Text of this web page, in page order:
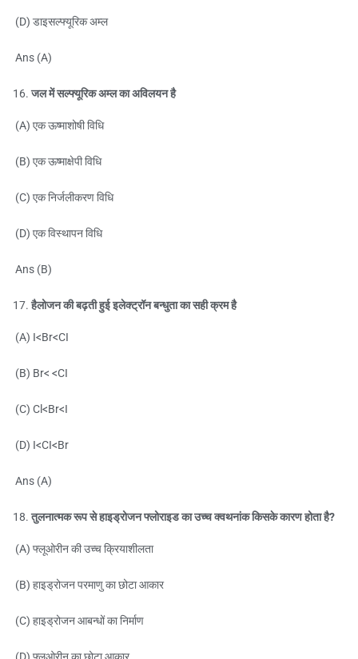
(D) डाइसल्फ्यूरिक अम्ल
Ans (A)
जल में सल्फ्यूरिक अम्ल का अविलयन है
(A) एक ऊष्माशोषी विधि
(B) एक ऊष्माक्षेपी विधि
(C) एक निर्जलीकरण विधि
(D) एक विस्थापन विधि
Ans (B)
हैलोजन की बढ़ती हुई इलेक्ट्रॉन बन्धुता का सही क्रम है
(A) I<Br<CI
(B) Br< <CI
(C) Cl<Br<I
(D) I<CI<Br
Ans (A)
तुलनात्मक रूप से हाइड्रोजन फ्लोराइड का उच्च क्वथनांक किसके कारण होता है?
(A) फ्लूओरीन की उच्च क्रियाशीलता
(B) हाइड्रोजन परमाणु का छोटा आकार
(C) हाइड्रोजन आबन्धों का निर्माण